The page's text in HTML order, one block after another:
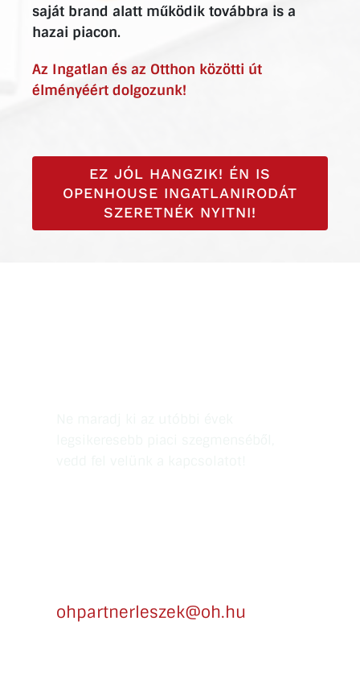
saját brand alatt működik továbbra is a
hazai piacon.
Az Ingatlan és az Otthon közötti út
élményéért dolgozunk!
EZ JÓL HANGZIK! ÉN IS
OPENHOUSE INGATLANIRODÁT
SZERETNÉK NYITNI!
ohpartnerleszek@oh.hu